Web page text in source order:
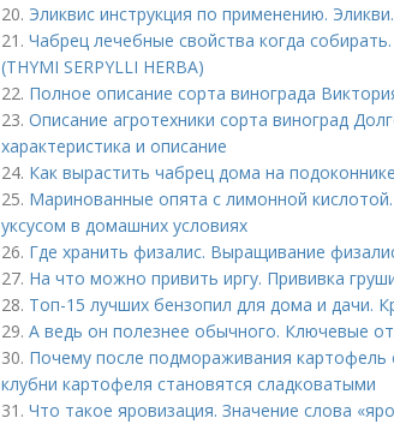
20. Эликвис инструкция по применению.
21. Чабрец лечебные свойства когда
(THYMI SERPYLLI HERBA)
22. Полное описание сорта винограда
23. Описание агротехники сорта виноград
характеристика и описание
24. Как вырастить чабрец дома на
25. Маринованные опята с лимонной
уксусом в домашних условиях
26. Где хранить физалис. Выращивание
27. На что можно привить иргу. Прививка
28. Топ-15 лучших бензопил для дома и дачи.
29. А ведь он полезнее обычного. Ключевые
30. Почему после подмораживания
клубни картофеля становятся сладковатыми
31. Что такое яровизация. Значение слова